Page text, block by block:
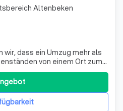
wir, dass ein Umzug mehr als
von einem Ort zum
Beginn eines neuen Kapitels
wir alles daran, diesen
stressfrei wie möglich zu
Altenbeken